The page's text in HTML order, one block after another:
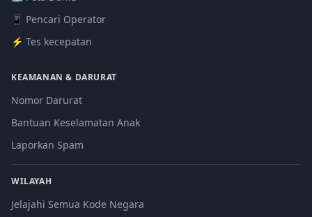
📱 Pencari Operator
⚡ Tes kecepatan
KEAMANAN & DARURAT
Nomor Darurat
Bantuan Keselamatan Anak
Laporkan Spam
WILAYAH
Jelajahi Semua Kode Negara